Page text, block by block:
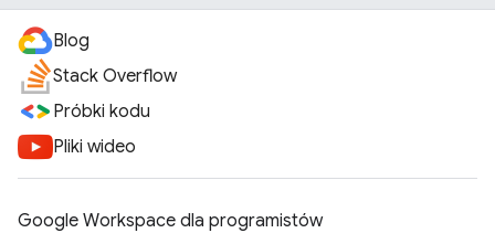
Blog
Stack Overflow
Próbki kodu
Pliki wideo
Google Workspace dla programistów